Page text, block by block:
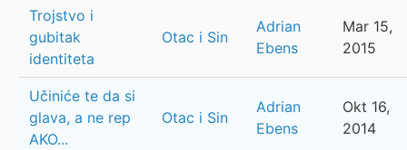
Trojstvo i
gubitak
identiteta
Otac i Sin
Adrian
Ebens
Mar 15,
2015
Učiniće te da si
glava, a ne rep
AKO...
Otac i Sin
Adrian
Ebens
Okt 16,
2014